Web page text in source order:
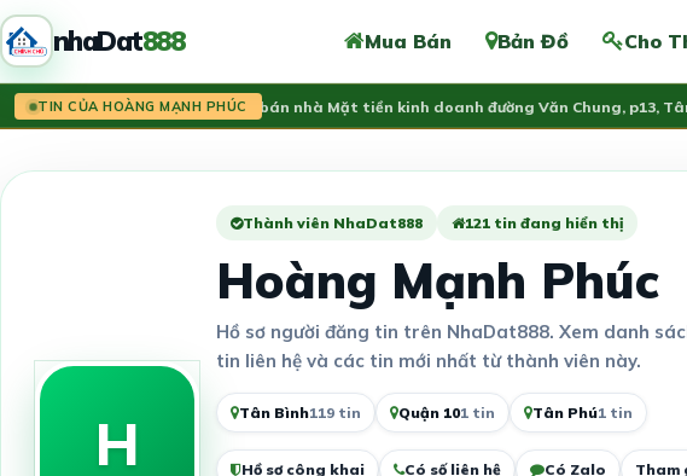
nhaDat888 Mua Bán Bản Đồ Cho
TIN CỦA HOÀNG MẠNH PHÚC
Tin mới: Cần bán nhà Mặt tiền kinh doanh đường Văn Chung, p13, Tân
H
Thành viên NhaDat888 121 tin đang hiển thị
Hoàng Mạnh Phúc
Hồ sơ người đăng tin trên NhaDat888. Xem danh
tin liên hệ và các tin mới nhất từ thành viên này.
Tân Bình119 tin Quận 101 tin Tân Phú1 tin
Hồ sơ công khai Có số liên hệ Có Zalo Tham